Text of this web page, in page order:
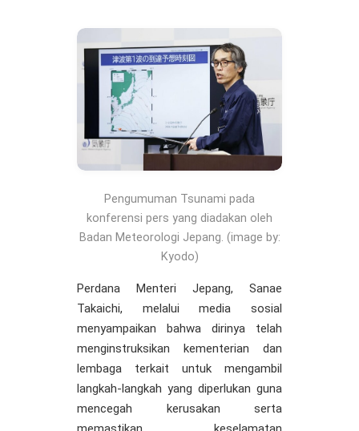
Pengumuman Tsunami pada
konferensi pers yang diadakan oleh
Badan Meteorologi Jepang. (image by:
Kyodo)
Perdana Menteri Jepang, Sanae
Takaichi, melalui media sosial
menyampaikan bahwa dirinya telah
menginstruksikan kementerian dan
lembaga terkait untuk mengambil
langkah-langkah yang diperlukan guna
mencegah kerusakan serta